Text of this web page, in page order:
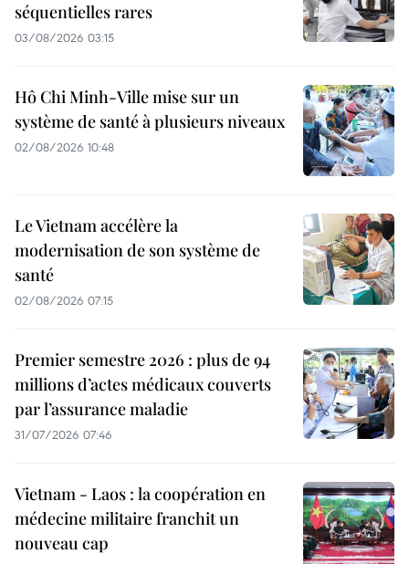
séquentielles rares
03/08/2026 03:15
Hô Chi Minh-Ville mise sur un
système de santé à plusieurs niveaux
02/08/2026 10:48
Le Vietnam accélère la
modernisation de son système de
santé
02/08/2026 07:15
Premier semestre 2026 : plus de 94
millions d’actes médicaux couverts
par l’assurance maladie
31/07/2026 07:46
Vietnam - Laos : la coopération en
médecine militaire franchit un
nouveau cap